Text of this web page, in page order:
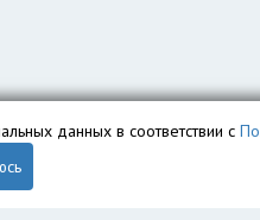
данных в соответствии с